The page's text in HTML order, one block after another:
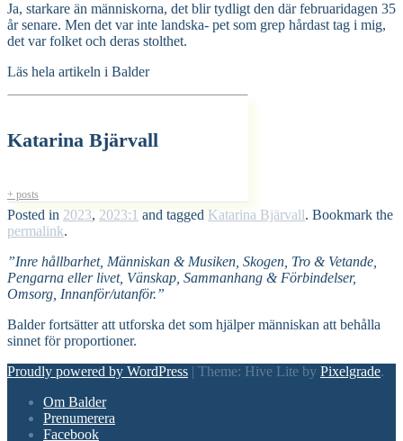
Ja, starkare än människorna, det blir tydligt den där februaridagen 35
år senare. Men det var inte landska- pet som grep hårdast tag i mig,
det var folket och deras stolthet.
Läs hela artikeln i Balder
Katarina Bjärvall
+ posts
Posted in 2023, 2023:1 and tagged Katarina Bjärvall. Bookmark the
permalink.
”Inre hållbarhet, Människan & Musiken, Skogen, Tro & Vetande,
Pengarna eller livet, Vänskap, Sammanhang & Förbindelser,
Omsorg, Innanför/utanför.”
Balder fortsätter att utforska det som hjälper människan att behålla
sinnet för proportioner.
Proudly powered by WordPress | Theme: Hive Lite by Pixelgrade.
Footer
navigation
Om Balder
Prenumerera
Facebook